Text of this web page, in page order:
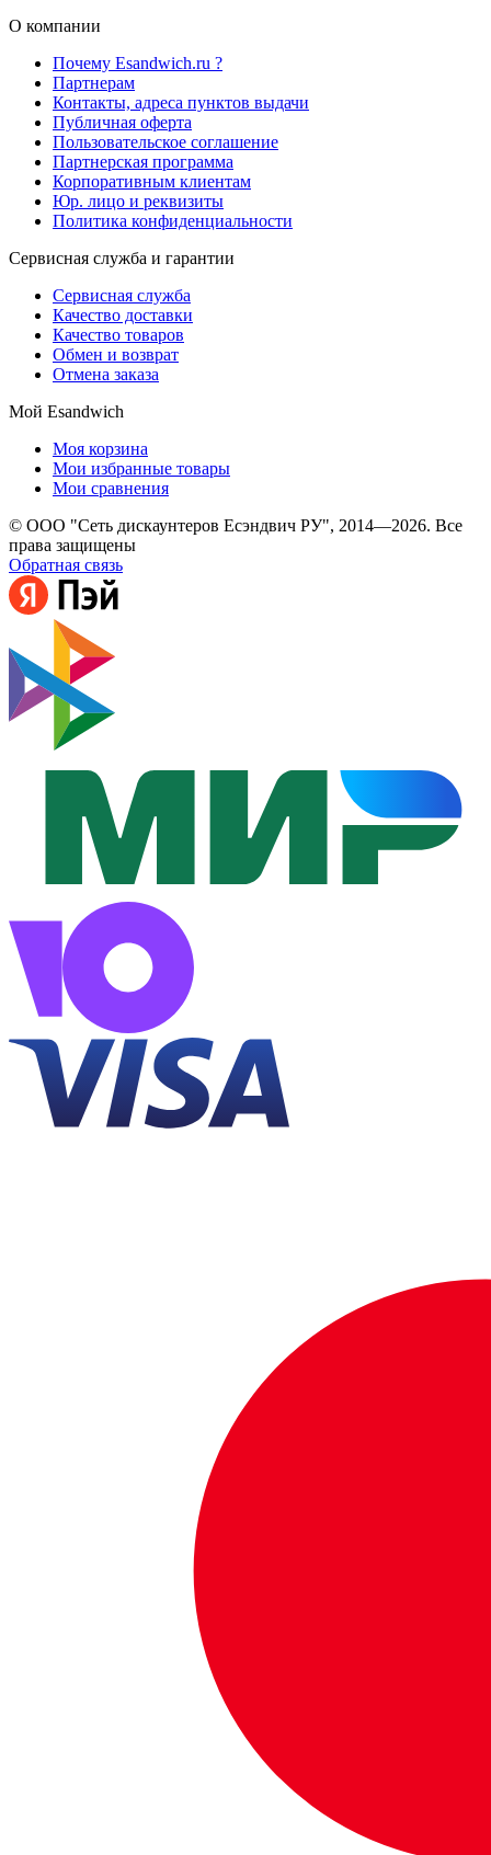
О компании
Почему Esandwich.ru ?
Партнерам
Контакты, адреса пунктов выдачи
Публичная оферта
Пользовательское соглашение
Партнерская программа
Корпоративным клиентам
Юр. лицо и реквизиты
Политика конфиденциальности
Сервисная служба и гарантии
Сервисная служба
Качество доставки
Качество товаров
Обмен и возврат
Отмена заказа
Мой Esandwich
Моя корзина
Мои избранные товары
Мои сравнения
© ООО "Сеть дискаунтеров Есэндвич РУ", 2014—2026. Все
права защищены
Обратная связь